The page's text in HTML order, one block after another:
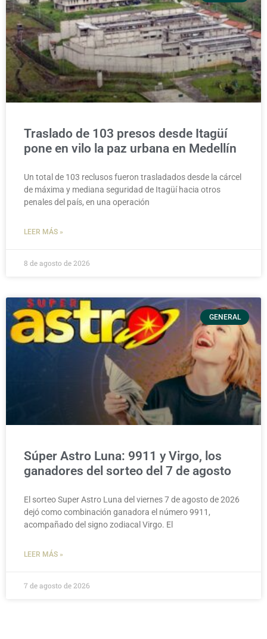
Traslado de 103 presos desde Itagüí
pone en vilo la paz urbana en Medellín
Un total de 103 reclusos fueron trasladados desde la cárcel
de máxima y mediana seguridad de Itagüí hacia otros
penales del país, en una operación
LEER MÁS »
8 de agosto de 2026
GENERAL
Súper Astro Luna: 9911 y Virgo, los
ganadores del sorteo del 7 de agosto
El sorteo Super Astro Luna del viernes 7 de agosto de 2026
dejó como combinación ganadora el número 9911,
acompañado del signo zodiacal Virgo. El
LEER MÁS »
7 de agosto de 2026